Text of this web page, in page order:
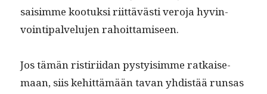
saisimme kootuk­si riit­tävästi vero­ja hyv­in­
voin­tipalvelu­jen rahoittamiseen.
Jos tämän ris­tiri­idan pysty­isimme ratkaise­
maan, siis kehit­tämään tavan yhdis­tää run­sas